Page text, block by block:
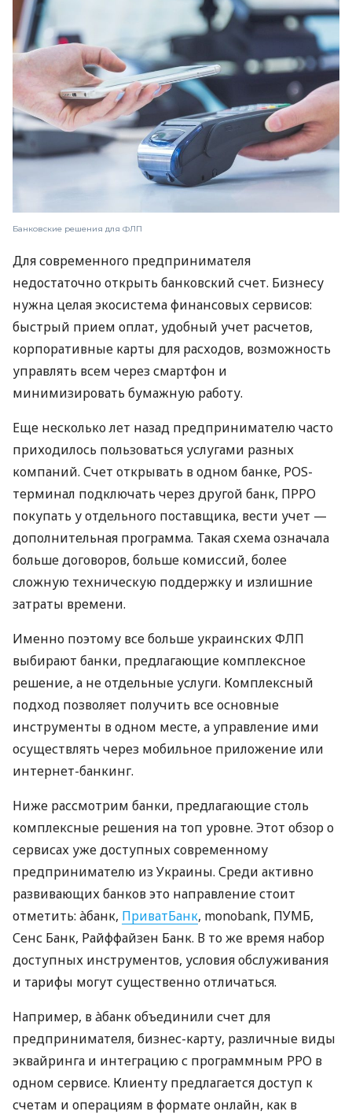
Банковские решения для ФЛП
Для современного предпринимателя
недостаточно открыть банковский счет. Бизнесу
нужна целая экосистема финансовых сервисов:
быстрый прием оплат, удобный учет расчетов,
корпоративные карты для расходов, возможность
управлять всем через смартфон и
минимизировать бумажную работу.
Еще несколько лет назад предпринимателю часто
приходилось пользоваться услугами разных
компаний. Счет открывать в одном банке, POS-
терминал подключать через другой банк, ПРРО
покупать у отдельного поставщика, вести учет —
дополнительная программа. Такая схема означала
больше договоров, больше комиссий, более
сложную техническую поддержку и излишние
затраты времени.
Именно поэтому все больше украинских ФЛП
выбирают банки, предлагающие комплексное
решение, а не отдельные услуги. Комплексный
подход позволяет получить все основные
инструменты в одном месте, а управление ими
осуществлять через мобильное приложение или
интернет-банкинг.
Ниже рассмотрим банки, предлагающие столь
комплексные решения на топ уровне. Этот обзор о
сервисах уже доступных современному
предпринимателю из Украины. Среди активно
развивающих банков это направление стоит
отметить: àбанк, ПриватБанк, monobank, ПУМБ,
Сенс Банк, Райффайзен Банк. В то же время набор
доступных инструментов, условия обслуживания
и тарифы могут существенно отличаться.
Например, в àбанк объединили счет для
предпринимателя, бизнес-карту, различные виды
эквайринга и интеграцию с программным РРО в
одном сервисе. Клиенту предлагается доступ к
счетам и операциям в формате онлайн, как в